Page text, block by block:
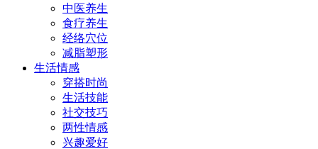
中医养生
食疗养生
经络穴位
减脂塑形
生活情感
穿搭时尚
生活技能
社交技巧
两性情感
兴趣爱好